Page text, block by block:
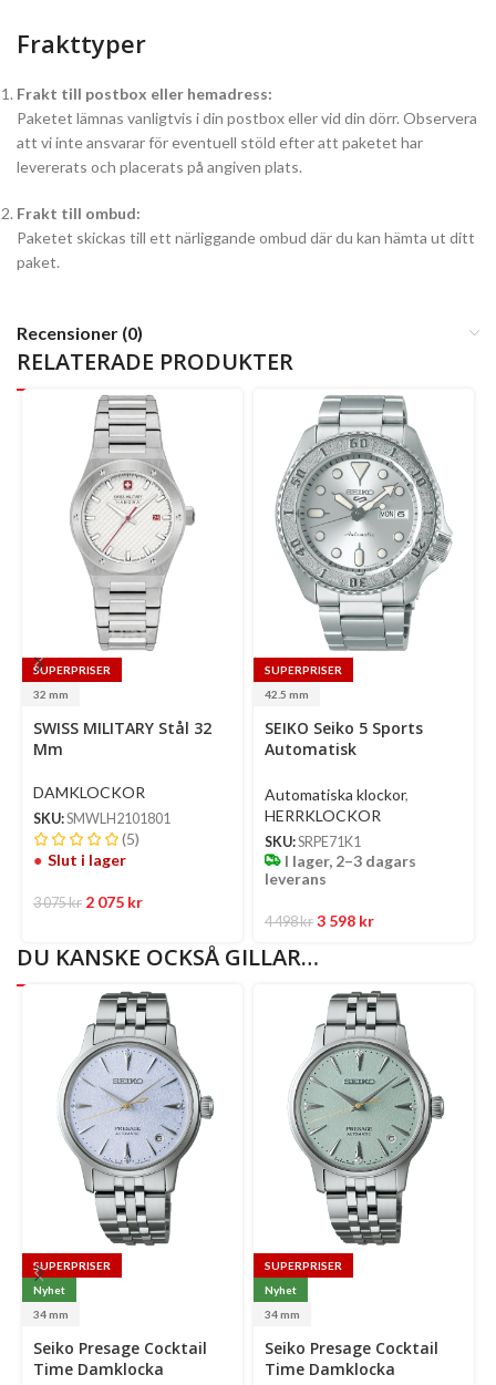
Frakttyper
Frakt till postbox eller hemadress:
Paketet lämnas vanligtvis i din postbox eller vid din dörr. Observera
att vi inte ansvarar för eventuell stöld efter att paketet har
levererats och placerats på angiven plats.
Frakt till ombud:
Paketet skickas till ett närliggande ombud där du kan hämta ut ditt
paket.
Recensioner (0)
RELATERADE PRODUKTER
SUPERPRISER
32 mm
SWISS MILITARY Stål 32
Mm
DAMKLOCKOR
SKU:SMWLH2101801
(5)
Slut i lager
3 075kr 2 075 kr
SUPERPRISER
42.5 mm
options
SEIKO Seiko 5 Sports
Automatisk
Mm
Automatiska klockor,
HERRKLOCKOR
SKU:SRPE71K1
I lager, 2–3 dagars
leverans
4 498kr 3 598 kr
DU KANSKE OCKSÅ GILLAR…
SUPERPRISER
Nyhet
34 mm
Select
options
Seiko Presage Cocktail
Time Damklocka
SUPERPRISER
Nyhet
34 mm
Select
options
Seiko Presage Cocktail
Time Damklocka